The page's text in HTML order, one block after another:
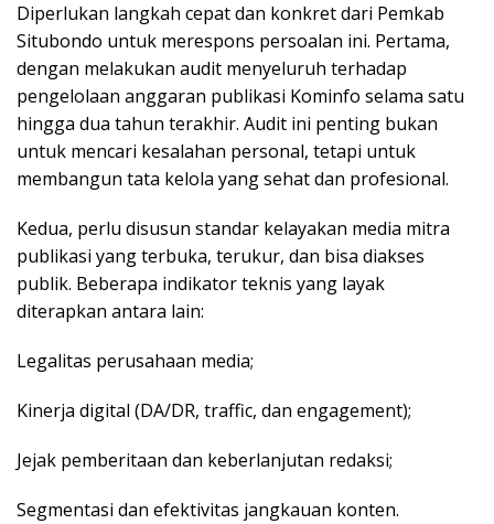
Diperlukan langkah cepat dan konkret dari Pemkab
Situbondo untuk merespons persoalan ini. Pertama,
dengan melakukan audit menyeluruh terhadap
pengelolaan anggaran publikasi Kominfo selama satu
hingga dua tahun terakhir. Audit ini penting bukan
untuk mencari kesalahan personal, tetapi untuk
membangun tata kelola yang sehat dan profesional.
Kedua, perlu disusun standar kelayakan media mitra
publikasi yang terbuka, terukur, dan bisa diakses
publik. Beberapa indikator teknis yang layak
diterapkan antara lain:
Legalitas perusahaan media;
Kinerja digital (DA/DR, traffic, dan engagement);
Jejak pemberitaan dan keberlanjutan redaksi;
Segmentasi dan efektivitas jangkauan konten.